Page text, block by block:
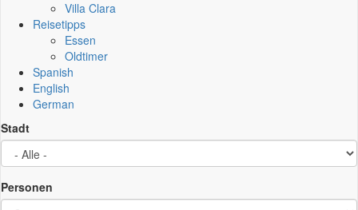
Villa Clara
Reisetipps
Essen
Oldtimer
Spanish
English
German
Stadt
Personen